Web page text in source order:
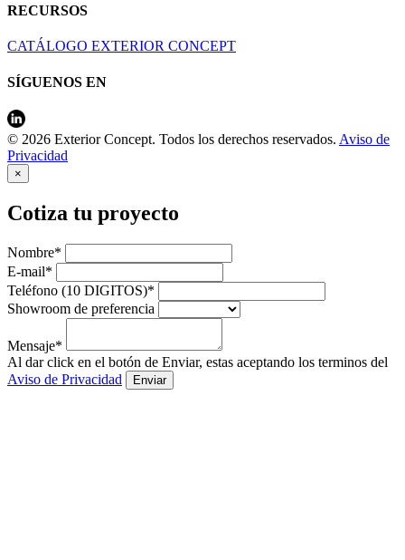
RECURSOS
CATÁLOGO EXTERIOR CONCEPT
SÍGUENOS EN
© 2026 Exterior Concept. Todos los derechos reservados. Aviso de
Privacidad
×
Cotiza tu proyecto
Nombre*
E-mail*
Teléfono (10 DIGITOS)*
Showroom de preferencia
Mensaje*
Al dar click en el botón de Enviar, estas aceptando los terminos del
Aviso de Privacidad